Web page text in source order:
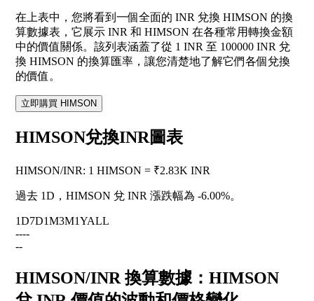
在上表中，您將看到一個全面的 INR 兌換 HIMSON 的換
算數據表，它展示 INR 和 HIMSON 在各種常用轉換金額
中的價值關係。該列表涵蓋了從 1 INR 至 100000 INR 兌
換 HIMSON 的換算匯率，讓您清楚地了解它們各個兌換
的價值。
立即購買 HIMSON
HIMSON兌換INR圖表
HIMSON/INR: 1 HIMSON = ₹2.83K INR
過去 1D，HIMSON 兌 INR 漲跌幅為 -6.00%。
1D7D1M3M1YALL
----
--
HIMSON/INR 換算數據：HIMSON